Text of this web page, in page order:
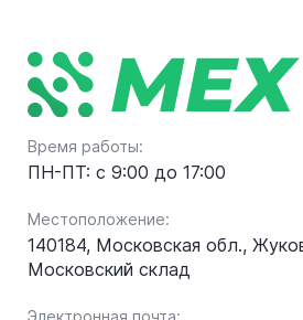
Время работы:
ПН-ПТ: с 9:00 до 17:00
Местоположение:
140184, Московская обл.,
Московский склад